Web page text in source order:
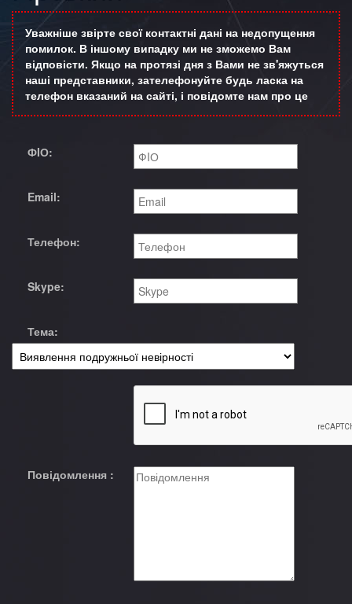
Уважніше звірте свої контактні дані на недопущення
помилок. В іншому випадку ми не зможемо Вам
відповісти. Якщо на протязі дня з Вами не зв'яжуться
наші представники, зателефонуйте будь ласка на
телефон вказаний на сайті, і повідомте нам про це
ФIО:
Email:
Телефон:
Skype:
Тема:
Повідомлення :